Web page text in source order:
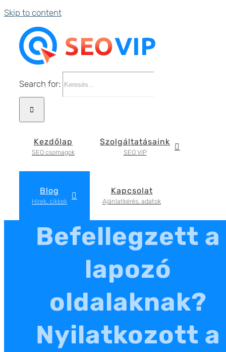
Skip to content
Search for:
Kezdőlap
SEO csomagok
Szolgáltatásaink
SEO VIP
Blog
Hírek, cikkek
Kapcsolat
Ajánlatkérés, adatok
Befellegzett a
lapozó
oldalaknak?
Nyilatkozott a